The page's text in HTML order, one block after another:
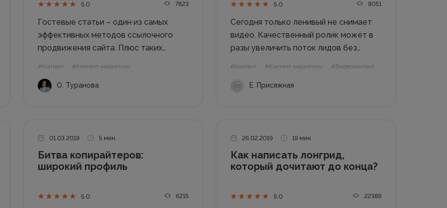
5.0 7823
Гостевые статьи – один из самых
эффективных методов ссылочного
продвижения сайта. Плюс таких
можете получить
площадку? Сегодня я...
#Контент #Контент-маркетинг
О. Туранова
5.0 8051
Сегодня только ленивый не снимает
видео. Качественный ролик может в
разы увеличить поток лидов без
видеоконтента и развеять миф, что
#Контент #Контент-маркетинг #Видеоконтент
Е. Присяжная
01.03.2019 5 мин.
Битва копирайтеров:
широкий профиль
5.0 6215
26.02.2019 19 мин.
Как написать лонгрид,
который дочитают до конца?
5.0 22388